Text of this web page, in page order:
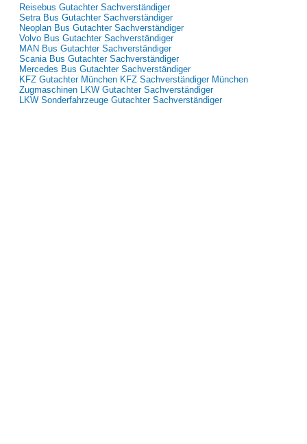
Reisebus Gutachter Sachverständiger
Setra Bus Gutachter Sachverständiger
Neoplan Bus Gutachter Sachverständiger
Volvo Bus Gutachter Sachverständiger
MAN Bus Gutachter Sachverständiger
Scania Bus Gutachter Sachverständiger
Mercedes Bus Gutachter Sachverständiger
KFZ Gutachter München KFZ Sachverständiger München
Zugmaschinen LKW Gutachter Sachverständiger
LKW Sonderfahrzeuge Gutachter Sachverständiger